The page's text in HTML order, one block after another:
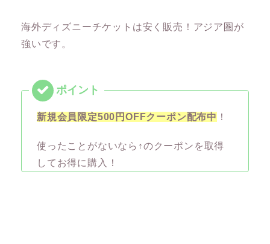
海外ディズニーチケットは安く販売！アジア圏が
強いです。
新規会員限定500円OFFクーポン配布中 ！
使ったことがないなら↑のクーポンを取得
してお得に購入！